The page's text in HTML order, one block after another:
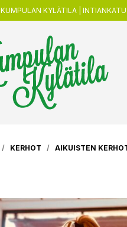
KUMPULAN KYLÄTILA |
/ KERHOT / AIKUISTEN